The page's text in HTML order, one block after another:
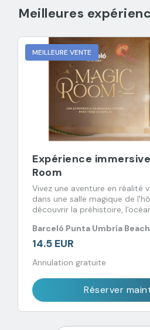
Meilleures
MEILLEURE VENTE
Expérience
Room
Vivez une aventure en réalité
dans une salle magique de
découvrir la préhistoire,
Barceló Punta Umbría
14.5 EUR
Annulation gratuite
Réserver